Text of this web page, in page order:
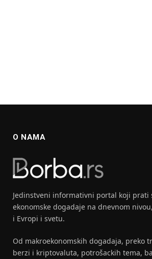
O NAMA
Jedinstveni informativni portal koji prati
ekonomske dogadaje na dnevnom
i Evropi i svetu.
Od makroekonomskih dogadaja, preko
berzi i kriptovaluta, potrošackih tema,